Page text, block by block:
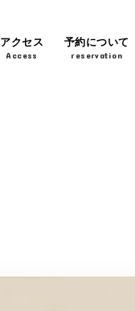
アクセス
Access
予約について
reservation